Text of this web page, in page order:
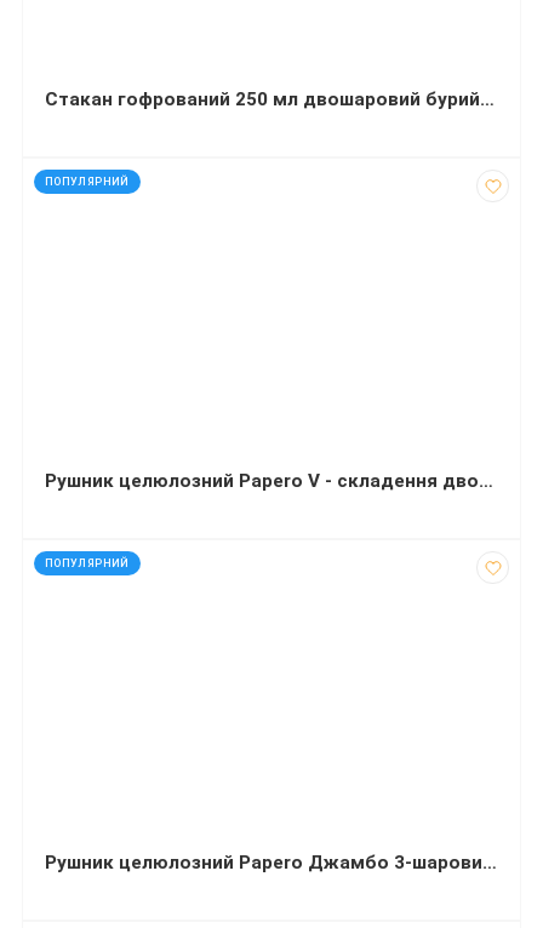
Стакан гофрований 250 мл двошаровий бурий Євро 30 штук
ПОПУЛЯРНИЙ
код: 30150
Рушник целюлозний Papero V - складення двошаровий 210х190 мм 150 листів
ПОПУЛЯРНИЙ
код: 30199
Рушник целюлозний Papero Джамбо 3-шаровий 350 аркушів 1 рулон